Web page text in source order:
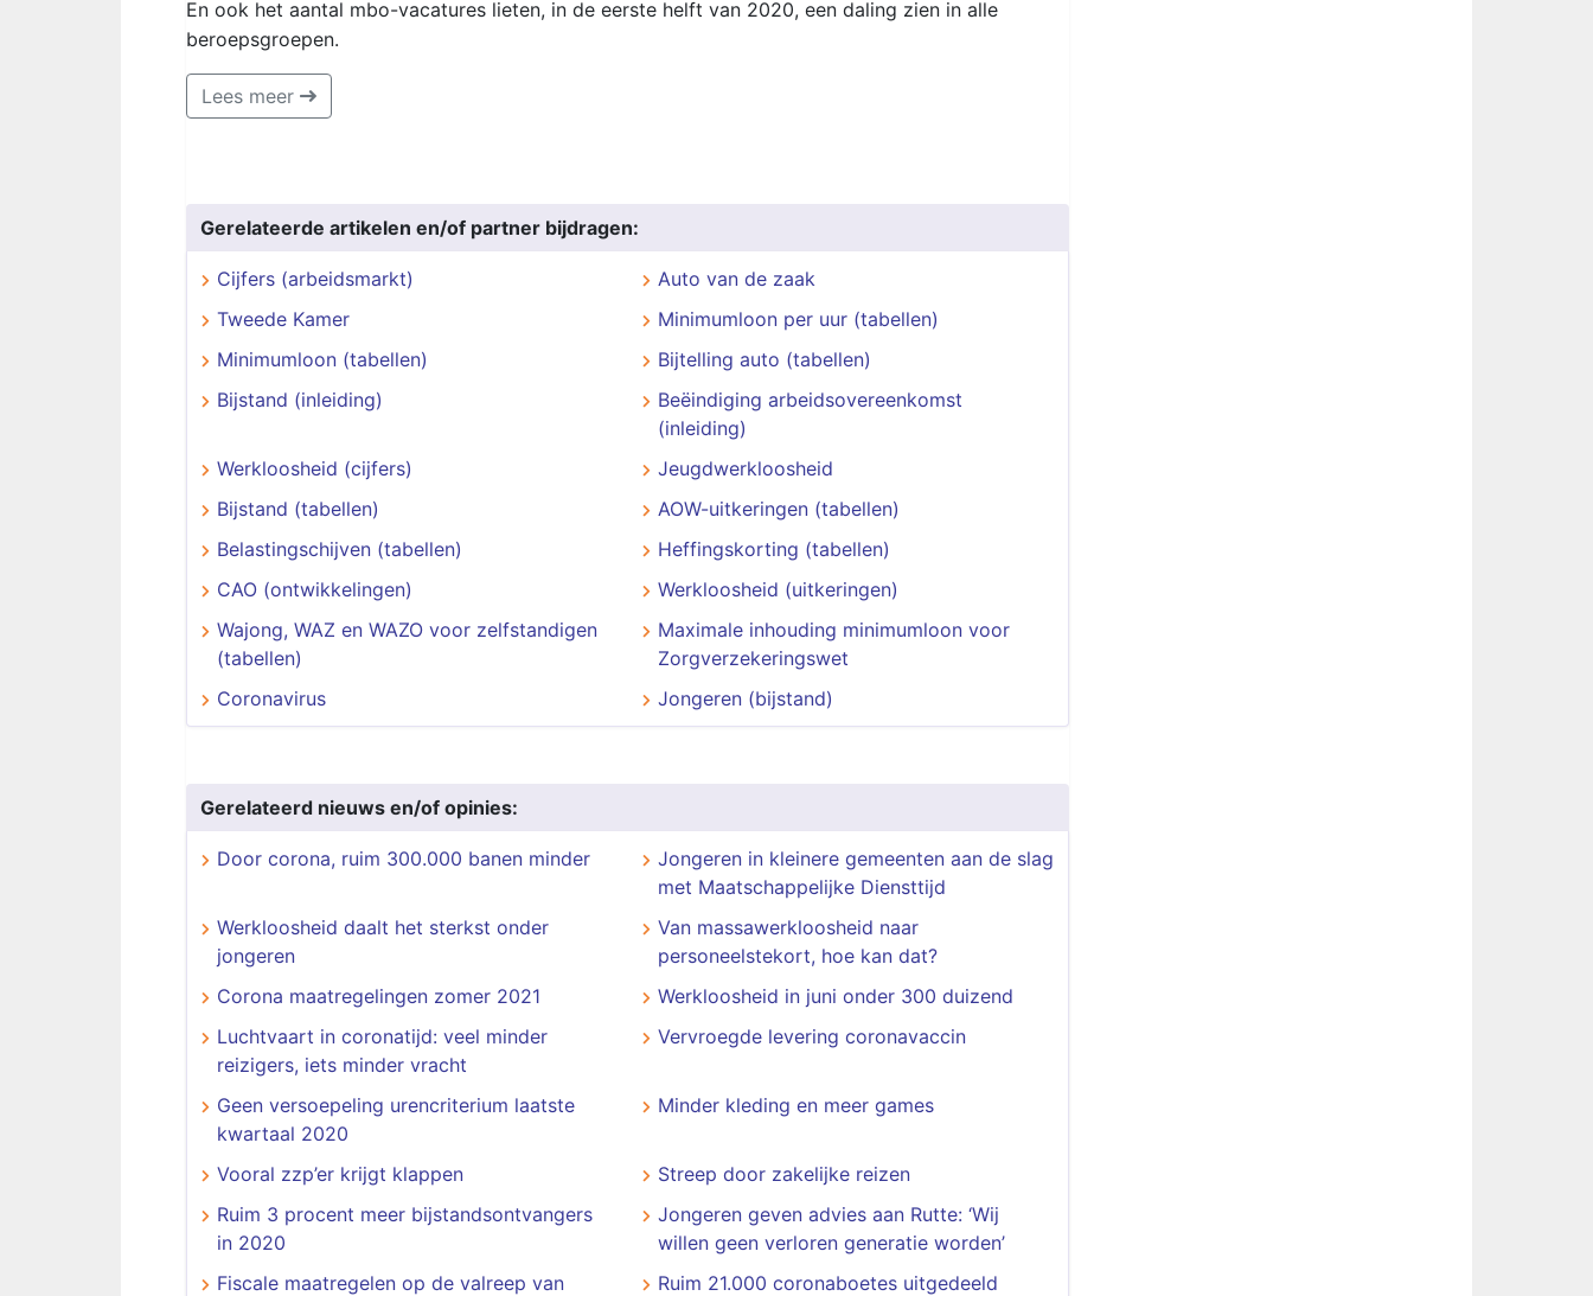
En ook het aantal mbo-vacatures lieten, in de eerste helft van 2020, een daling zien in alle
beroepsgroepen.
Lees meer
Gerelateerde artikelen en/of partner bijdragen:
Cijfers (arbeidsmarkt)
Auto van de zaak
Tweede Kamer
Minimumloon per uur (tabellen)
Minimumloon (tabellen)
Bijtelling auto (tabellen)
Bijstand (inleiding)
Beëindiging arbeidsovereenkomst
(inleiding)
Werkloosheid (cijfers)
Jeugdwerkloosheid
Bijstand (tabellen)
AOW-uitkeringen (tabellen)
Belastingschijven (tabellen)
Heffingskorting (tabellen)
CAO (ontwikkelingen)
Werkloosheid (uitkeringen)
Wajong, WAZ en WAZO voor zelfstandigen
(tabellen)
Maximale inhouding minimumloon voor
Zorgverzekeringswet
Coronavirus
Jongeren (bijstand)
Gerelateerd nieuws en/of opinies:
Door corona, ruim 300.000 banen minder
Jongeren in kleinere gemeenten aan de slag
met Maatschappelijke Diensttijd
Werkloosheid daalt het sterkst onder
jongeren
Van massawerkloosheid naar
personeelstekort, hoe kan dat?
Corona maatregelingen zomer 2021
Werkloosheid in juni onder 300 duizend
Luchtvaart in coronatijd: veel minder
reizigers, iets minder vracht
Vervroegde levering coronavaccin
Geen versoepeling urencriterium laatste
kwartaal 2020
Minder kleding en meer games
Vooral zzp’er krijgt klappen
Streep door zakelijke reizen
Ruim 3 procent meer bijstandsontvangers
in 2020
Jongeren geven advies aan Rutte: ‘Wij
willen geen verloren generatie worden’
Fiscale maatregelen op de valreep van
Ruim 21.000 coronaboetes uitgedeeld